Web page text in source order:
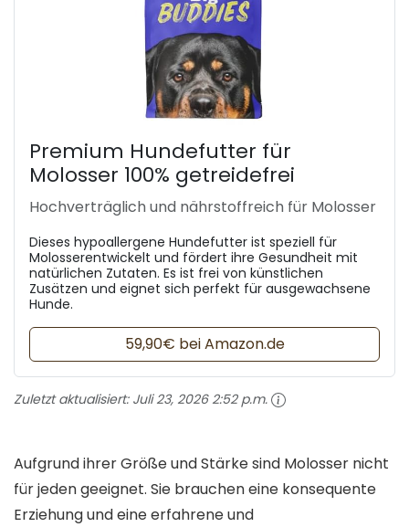
Premium Hundefutter für
Molosser 100% getreidefrei
Hochverträglich und nährstoffreich für Molosser
Dieses hypoallergene Hundefutter ist speziell für
Molosserentwickelt und fördert ihre Gesundheit mit
natürlichen Zutaten. Es ist frei von künstlichen
Zusätzen und eignet sich perfekt für ausgewachsene
Hunde.
59,90€ bei Amazon.de
Zuletzt aktualisiert: Juli 23, 2026 2:52 p.m.
Aufgrund ihrer Größe und Stärke sind Molosser nicht
für jeden geeignet. Sie brauchen eine konsequente
Erziehung und eine erfahrene und